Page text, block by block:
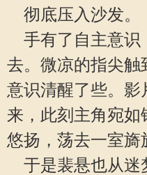
彻底压入沙发。
手有了自主意识
去。微凉的指尖触
意识清醒了些。影
来，此刻主角宛
悠扬，荡去一室旖
于是裴悬也从迷